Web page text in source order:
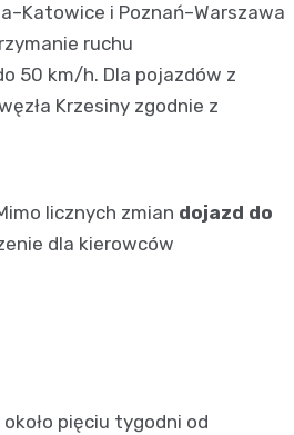
i Poznań–Warszawa
ruchu
50 km/h. Dla pojazdów z
Krzesiny zgodnie z
licznych zmian dojazd do
dla kierowców
pięciu tygodni od